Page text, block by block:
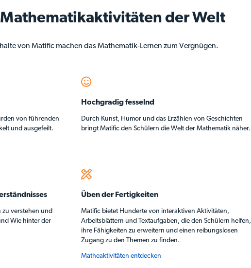
der Welt
von Matific machen das Mathematik-Lernen zum Vergnügen.
von führenden
und ausgefeilt.
Hochgradig fesselnd
Durch Kunst, Humor und das Erzählen von Geschichten
bringt Matific den Schülern die Welt der Mathematik näher.
verstehen und
Wie hinter der
Üben der Fertigkeiten
Matific bietet Hunderte von interaktiven Aktivitäten,
Arbeitsblättern und Textaufgaben, die den Schülern helfen,
ihre Fähigkeiten zu erweitern und einen reibungslosen
Zugang zu den Themen zu finden.
Matheaktivitäten entdecken